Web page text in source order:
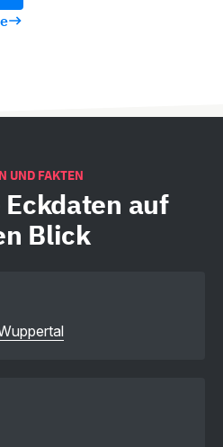
UND FAKTEN
Eckdaten auf
Blick